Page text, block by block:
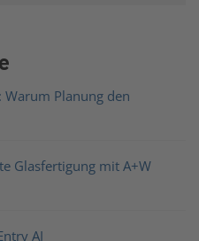
Planung den
Glasfertigung mit A+W
AI